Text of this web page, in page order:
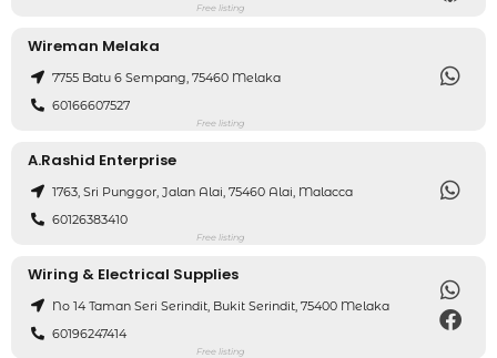
Free listing
Wireman Melaka
7755 Batu 6 Sempang, 75460 Melaka
60166607527
Free listing
A.Rashid Enterprise
1763, Sri Punggor, Jalan Alai, 75460 Alai, Malacca
60126383410
Free listing
Wiring & Electrical Supplies
No 14 Taman Seri Serindit, Bukit Serindit, 75400 Melaka
60196247414
Free listing